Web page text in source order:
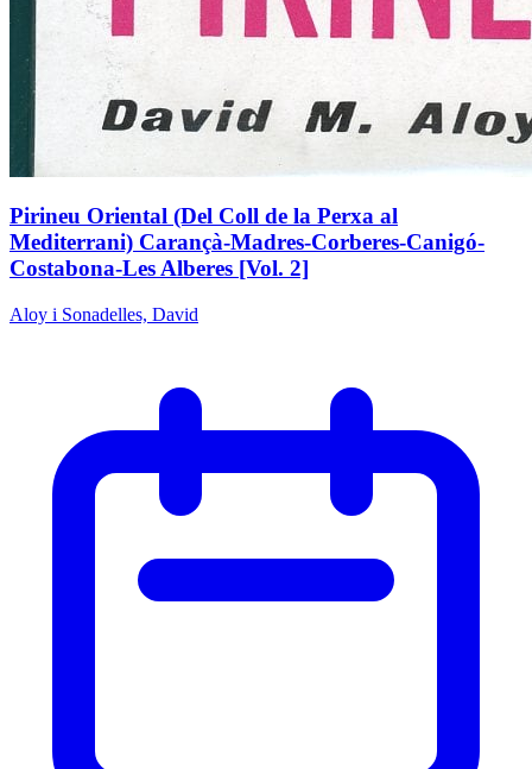
Pirineu Oriental (Del Coll de la Perxa al
Mediterrani) Carançà-Madres-Corberes-Canigó-
Costabona-Les Alberes [Vol. 2]
Aloy i Sonadelles, David